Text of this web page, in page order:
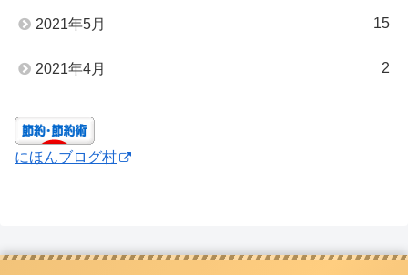
2021年5月 15
2021年4月 2
にほんブログ村